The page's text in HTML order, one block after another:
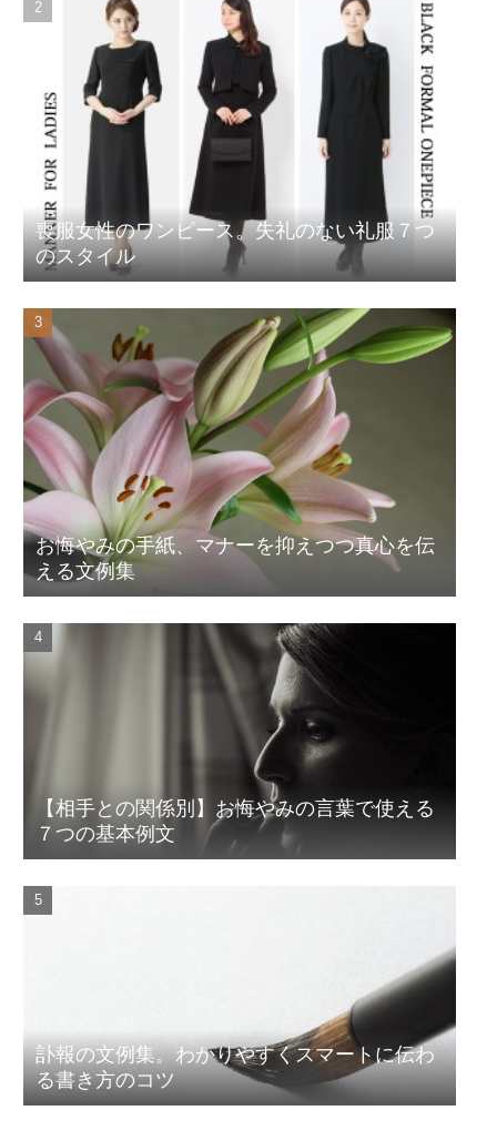
喪服女性のワンピース。失礼のない礼服７つ
のスタイル
お悔やみの手紙、マナーを抑えつつ真心を伝
える文例集
【相手との関係別】お悔やみの言葉で使える
７つの基本例文
訃報の文例集。わかりやすくスマートに伝わ
る書き方のコツ